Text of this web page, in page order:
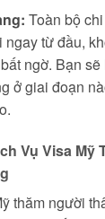
Toàn bộ
từ đầu,
ngờ. Bạn
ở giai đoạn
Vụ Visa Mỹ
thăm người